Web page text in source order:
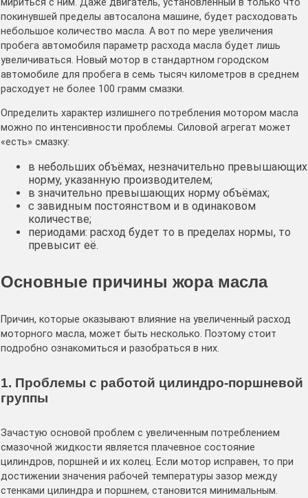
мириться с ним. Даже двигатель, установленный в только что
покинувшей пределы автосалона машине, будет расходовать
небольшое количество масла. А вот по мере увеличения
пробега автомобиля параметр расхода масла будет лишь
увеличиваться. Новый мотор в стандартном городском
автомобиле для пробега в семь тысяч километров в среднем
расходует не более 100 грамм смазки.
Определить характер излишнего потребления мотором масла
можно по интенсивности проблемы. Силовой агрегат может
«есть» смазку:
в небольших объёмах, незначительно превышающих
норму, указанную производителем;
в значительно превышающих норму объёмах;
с завидным постоянством и в одинаковом
количестве;
периодами: расход будет то в пределах нормы, то
превысит её.
Основные причины жора масла
Причин, которые оказывают влияние на увеличенный расход
моторного масла, может быть несколько. Поэтому стоит
подробно ознакомиться и разобраться в них.
1. Проблемы с работой цилиндро-поршневой
группы
Зачастую основой проблем с увеличенным потреблением
смазочной жидкости является плачевное состояние
цилиндров, поршней и их колец. Если мотор исправен, то при
достижении значения рабочей температуры зазор между
стенками цилиндра и поршнем, становится минимальным.